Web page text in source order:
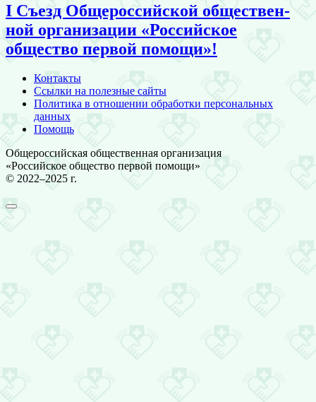
I Съезд Общероссий­ской обществен­
ной организации «Российское
общество первой помощи»!
Контакты
Ссылки на полезные сайты
Политика в отношении обработки персональных
данных
Помощь
Общероссийская общественная организация
«Российское общество первой помощи»
© 2022–2025 г.